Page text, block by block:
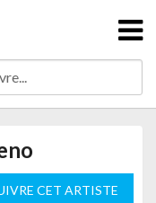
CET ARTISTE